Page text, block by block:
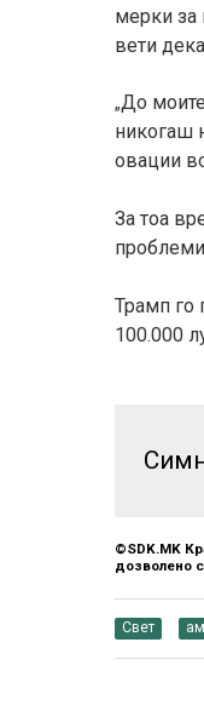
мерки за
вети
„До
никогаш
овации
За тоа
Трамп го
100.000
©SDK.MK
дозволено
Свет